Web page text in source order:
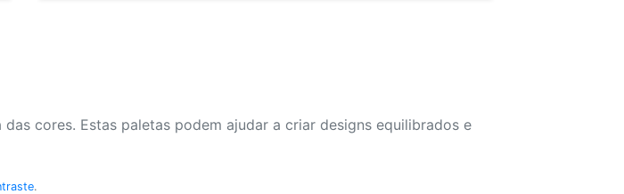
cores. Estas paletas podem ajudar a criar designs equilibrados e
.